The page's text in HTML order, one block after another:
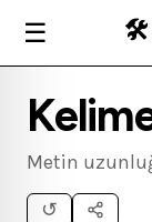
☰ 🛠️
Metin
↺